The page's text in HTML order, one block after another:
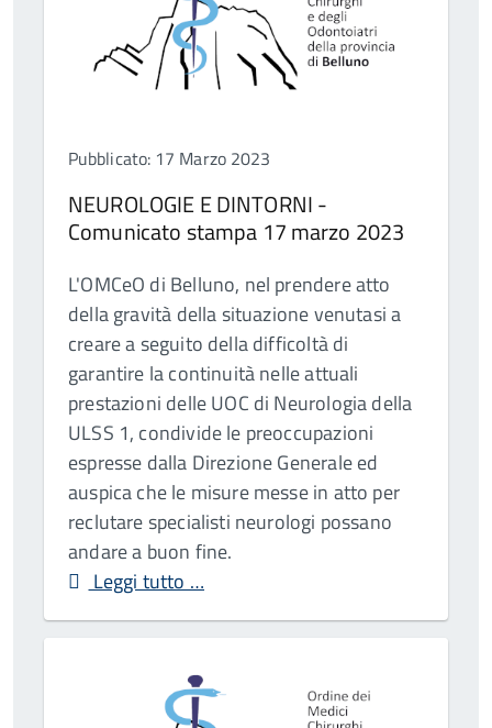
Pubblicato: 17 Marzo 2023
NEUROLOGIE E DINTORNI -
Comunicato stampa 17 marzo 2023
L'OMCeO di Belluno, nel prendere atto
della gravità della situazione venutasi a
creare a seguito della difficoltà di
garantire la continuità nelle attuali
prestazioni delle UOC di Neurologia della
ULSS 1, condivide le preoccupazioni
espresse dalla Direzione Generale ed
auspica che le misure messe in atto per
reclutare specialisti neurologi possano
andare a buon fine.
Leggi tutto …